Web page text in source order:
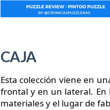
CAJA
Esta colección viene en
frontal y en un lateral. En
materiales y el lugar de